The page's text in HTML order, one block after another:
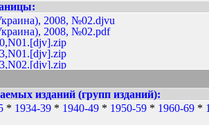
Вадим Ершов...
AAW, Alexandr, Chububu, Dmitry7,
Виктор Кузьмин, Владислав_72,
СПИСОК НЕКОТОРЫХ
...
2008, №02.djvu
2008, №02.pdf
изданий (групп изданий):
* 1934-39 * 1940-49 * 1950-59 * 1960-69 *